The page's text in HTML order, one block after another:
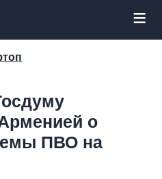
≡
о
ПВО на